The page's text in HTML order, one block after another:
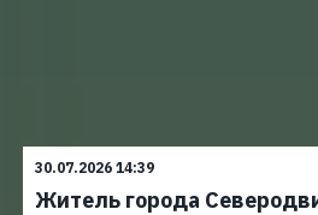
30.07.2026 14:39
Житель города